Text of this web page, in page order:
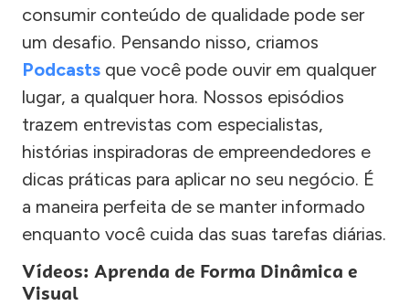
consumir conteúdo de qualidade pode ser
um desafio. Pensando nisso, criamos
Podcasts que você pode ouvir em qualquer
lugar, a qualquer hora. Nossos episódios
trazem entrevistas com especialistas,
histórias inspiradoras de empreendedores e
dicas práticas para aplicar no seu negócio. É
a maneira perfeita de se manter informado
enquanto você cuida das suas tarefas diárias.
Vídeos: Aprenda de Forma Dinâmica e
Visual